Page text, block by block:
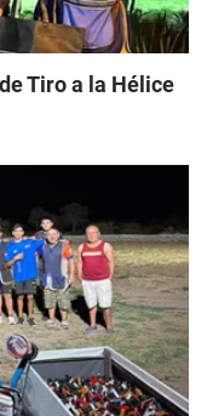
Tiro a la Hélice